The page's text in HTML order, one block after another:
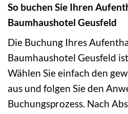
So buchen Sie Ihren
Baumhaushotel Geusfeld
Die Buchung Ihres
Baumhaushotel Geusfeld
Wählen Sie einfach den
aus und folgen Sie den
Buchungsprozess. Nach